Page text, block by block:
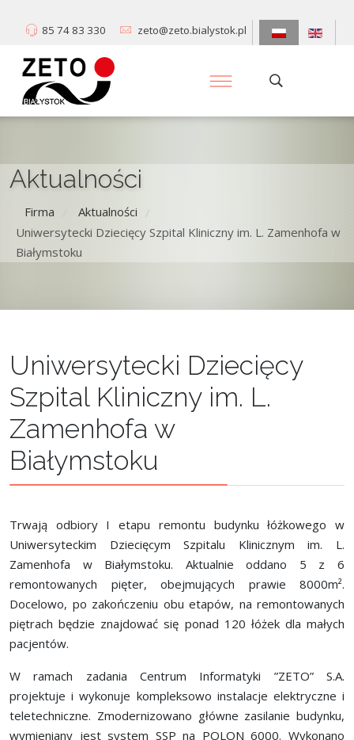
85 74 83 330 zeto@zeto.bialystok.pl
Aktualności
Firma Aktualności /
Uniwersytecki Dziecięcy Szpital Kliniczny im. L. Zamenhofa w
Białymstoku
Uniwersytecki Dziecięcy
Szpital Kliniczny im. L.
Zamenhofa w
Białymstoku
Trwają odbiory I etapu remontu budynku łóżkowego w
Uniwersyteckim Dziecięcym Szpitalu Klinicznym im. L.
Zamenhofa w Białymstoku. Aktualnie oddano 5 z 6
remontowanych pięter, obejmujących prawie 8000m².
Docelowo, po zakończeniu obu etapów, na remontowanych
piętrach będzie znajdować się ponad 120 łóżek dla małych
pacjentów.
W ramach zadania Centrum Informatyki ”ZETO” S.A.
projektuje i wykonuje kompleksowo instalacje elektryczne i
teletechniczne. Zmodernizowano główne zasilanie budynku,
wymieniany jest system SSP na POLON 6000. Wykonano